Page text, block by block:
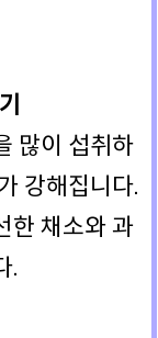
많이 섭취하
강해집니다.
한 채소와 과
.